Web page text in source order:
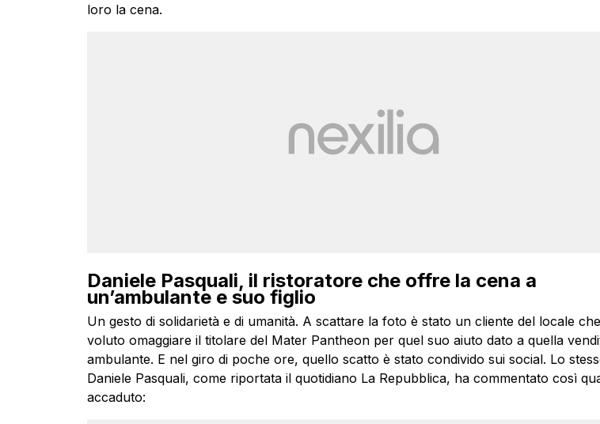
loro la cena.
Daniele Pasquali, il ristoratore che offre la cena a
un’ambulante e suo figlio
Un gesto di solidarietà e di umanità. A scattare la foto è stato un cliente del locale
voluto omaggiare il titolare del Mater Pantheon per quel suo aiuto dato a quella
ambulante. E nel giro di poche ore, quello scatto è stato condivido sui social. Lo
Daniele Pasquali, come riportata il quotidiano La Repubblica, ha commentato così
accaduto: